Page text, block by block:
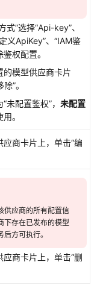
”选择“Api-key”、
义ApiKey”、“IAM鉴
权配置。
的模型供应商卡片
”。
配置鉴权”， 未配置
。
商卡片上，单击“编
供应商的所有配置信
下存在已发布的模型
方可执行。
商卡片上，单击“删